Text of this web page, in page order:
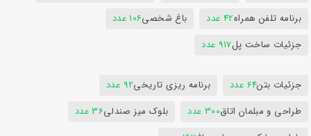
برنامه تلفن همراه42 عدد باغ شخصی106 عدد
جزئیات ساخت پل917 عدد
جزئیات بتن64 عدد برنامه ریزی تاریخی92 عدد
طراحی و مبلمان اتاق300 عدد بلوک میز صندلی36 عدد